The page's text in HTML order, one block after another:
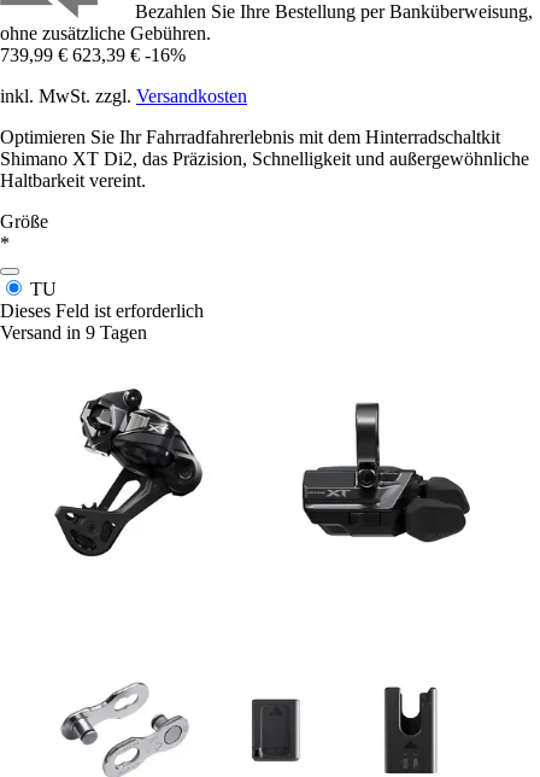
Bezahlen Sie Ihre Bestellung per Banküberweisung,
ohne zusätzliche Gebühren.
739,99 € 623,39 € -16%
inkl. MwSt. zzgl. Versandkosten
Optimieren Sie Ihr Fahrradfahrerlebnis mit dem Hinterradschaltkit
Shimano XT Di2, das Präzision, Schnelligkeit und außergewöhnliche
Haltbarkeit vereint.
Größe
*
TU
Dieses Feld ist erforderlich
Versand in 9 Tagen